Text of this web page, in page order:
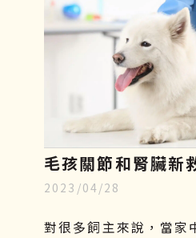
毛孩關節和腎臟新
胞療法，只需5分鐘
醫學
2023/04/28
對很多飼主來說，當家